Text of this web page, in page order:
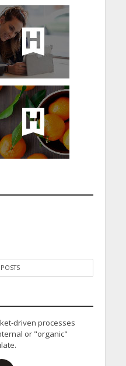
driven processes
or "organic"